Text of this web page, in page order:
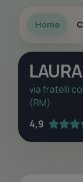
Home
via fratelli
(RM)
4,9